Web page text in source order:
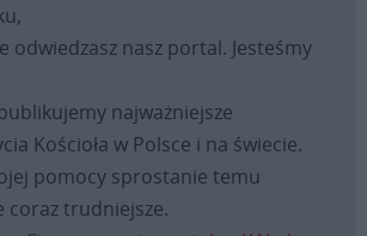
odwiedzasz nasz portal. Jesteśmy
najważniejsze
Kościoła w Polsce i na świecie.
pomocy sprostanie temu
coraz trudniejsze.